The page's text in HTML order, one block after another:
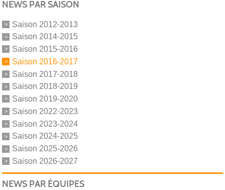
NEWS PAR SAISON
Saison 2012-2013
Saison 2014-2015
Saison 2015-2016
Saison 2016-2017
Saison 2017-2018
Saison 2018-2019
Saison 2019-2020
Saison 2022-2023
Saison 2023-2024
Saison 2024-2025
Saison 2025-2026
Saison 2026-2027
NEWS PAR ÉQUIPES